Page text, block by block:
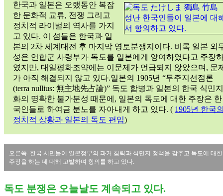
한국과 일본은 오랬동안 복잡
한 문화적 교류, 전쟁 그리고
정치적 라이벌의 역사를 가지
고 있다. 이 섬들은 한국과 일
본의 2차 세계대전 후 마지막 영토분쟁지이다. 비록 일본 외
성은 연합군 사령부가 독도를 일본에게 양여하였다고 주장
였지만, 대일평화조약에는 이문제가 언급되지 않았으며, 문
가 아직 해결되지 않고 있다.일본의 1905년 “무주지선점론
(terra nullius: 無主地先占論)” 독도 합병과 일본의 한국 식민지
화의 명확한 불가분성 때문에, 일본의 독도에 대한 주장은 한
국인들로 하여금 분노를 자아내게 하고 있다. ( 1905년 한국
정치적 상황과 일본의 독도 편입)
오른쪽: 한국 시민들이 일본정부의 과거 침략과 식민지 정책을 감추고 독도에 대한
주장을 하는 데 대해 고발하며 항의를 하고 있다.
독도 분쟁은 오늘날도 계속되고 있다.